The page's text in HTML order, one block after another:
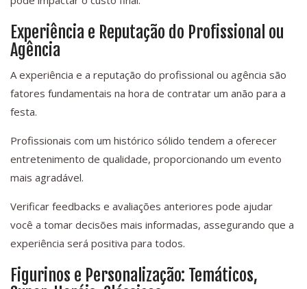
Experiência e Reputação do Profissional ou
Agência
A experiência e a reputação do profissional ou agência são
fatores fundamentais na hora de contratar um anão para a
festa.
Profissionais com um histórico sólido tendem a oferecer
entretenimento de qualidade, proporcionando um evento
mais agradável.
Verificar feedbacks e avaliações anteriores pode ajudar
você a tomar decisões mais informadas, assegurando que a
experiência será positiva para todos.
Figurinos e Personalização: Temáticos,